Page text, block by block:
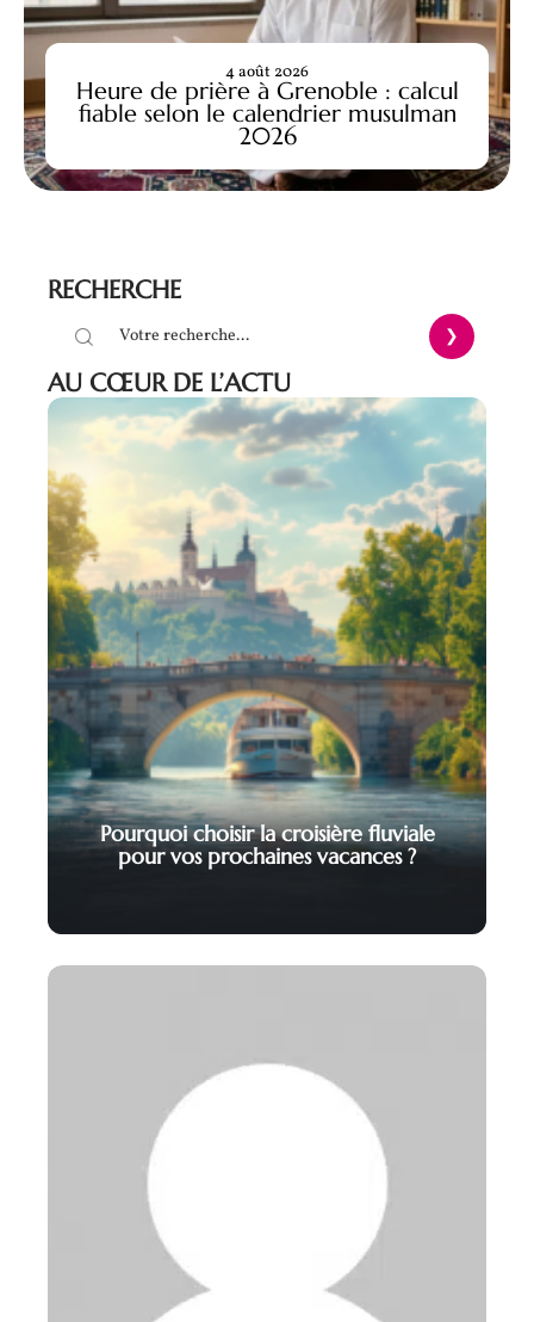
Heure de prière à Grenoble : calcul
fiable selon le calendrier musulman
2026
4 août 2026
RECHERCHE
AU CŒUR DE L’ACTU
Pourquoi choisir la croisière fluviale
pour vos prochaines vacances ?